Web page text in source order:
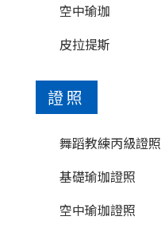
空中瑜珈
皮拉提斯
證照
舞蹈教練丙級證照
基礎瑜珈證照
空中瑜珈證照